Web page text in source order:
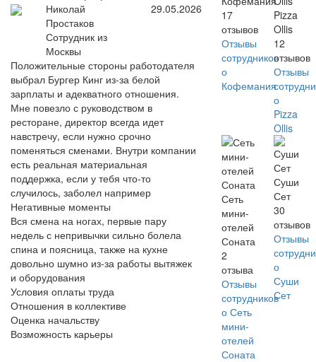
Николай
Простаков
Сотрудник из
Москвы
29.05.2026
Положительные стороны работодателя
выбрал Бургер Кинг из-за белой
зарплаты и адекватного отношения.
Мне повезло с руководством в
ресторане, директор всегда идет
навстречу, если нужно срочно
поменяться сменами. Внутри компании
есть реальная материальная
поддержка, если у тебя что-то
случилось, заболел например
Негативные моменты
Вся смена на ногах, первые пару
недель с непривычки сильно болела
спина и поясница, также на кухне
довольно шумно из-за работы вытяжек
и оборудования
Условия оплаты труда
Отношения в коллективе
Оценка начальству
Возможность карьеры
17
отзывов
Отзывы
сотрудников
о
Кофемания
Pizza
Ollis
12
отзывов
Отзывы
о
Pizza
Ollis
Сеть
мини-
отелей
Соната
2
отзыва
Отзывы
сотрудников
о Сеть
мини-
отелей
Соната
Суши
Сет
30
отзывов
Отзывы
о
Суши
Сет